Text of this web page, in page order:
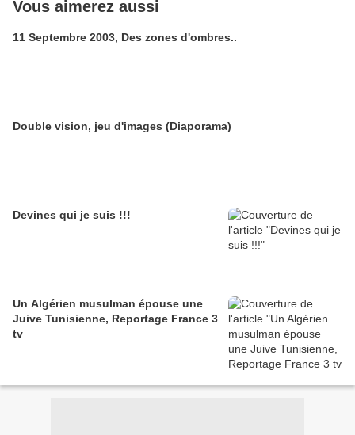
Vous aimerez aussi
11 Septembre 2003, Des zones d'ombres..
Double vision, jeu d'images (Diaporama)
Devines qui je suis !!!
Un Algérien musulman épouse une
Juive Tunisienne, Reportage France 3
tv